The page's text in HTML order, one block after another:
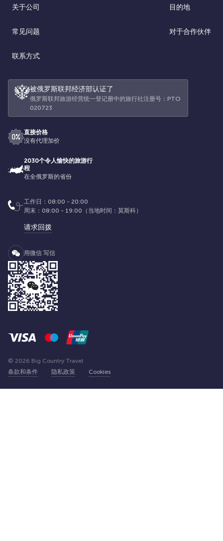
关于公司 目的地
常见问题 对于合作伙伴
联系方式
被俄罗斯联邦经济部认证了
俄罗斯联邦旅游经营统一登记册中的旅行社注册号：РТО
020723
直接价格
没有代理加价
2030个令人愉快的旅游行
程
在全俄罗斯的省份
工作日：08:00 - 20:00
周末：08:00 - 19:00（当地时间：莫斯科）
请求回拨
用微信 写信
条款和条件 隐私政策 Cookies
© 2026 Big Country Travel